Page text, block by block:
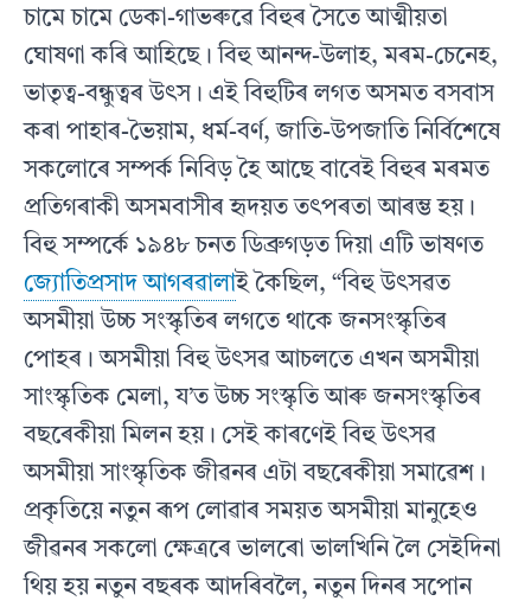
চামে চামে ডেকা-গাভৰুৱে বিহুৰ সৈতে আত্মীয়তা
ঘােষণা কৰি আহিছে। বিহু আনন্দ-উলাহ, মৰম-চেনেহ,
ভাতৃত্ব-বন্ধুত্বৰ উৎস। এই বিহুটিৰ লগত অসমত বসবাস
কৰা পাহাৰ-ভৈয়াম, ধর্ম-বর্ণ, জাতি-উপজাতি নির্বিশেষে
সকলােৰে সম্পর্ক নিবিড় হৈ আছে বাবেই বিহুৰ মৰমত
প্ৰতিগৰাকী অসমবাসীৰ হৃদয়ত তৎপৰতা আৰম্ভ হয়।
বিহু সম্পর্কে ১৯৪৮ চনত ডিব্ৰুগড়ত দিয়া এটি ভাষণত
জ্যোতিপ্ৰসাদ আগৰৱালাই কৈছিল, “বিহু উৎসৱত
অসমীয়া উচ্চ সংস্কৃতিৰ লগতে থাকে জনসংস্কৃতিৰ
পােহৰ। অসমীয়া বিহু উৎসৱ আচলতে এখন অসমীয়া
সাংস্কৃতিক মেলা, য’ত উচ্চ সংস্কৃতি আৰু জনসংস্কৃতিৰ
বছৰেকীয়া মিলন হয়। সেই কাৰণেই বিহু উৎসৱ
অসমীয়া সাংস্কৃতিক জীৱনৰ এটা বছৰেকীয়া সমাৱেশ।
প্রকৃতিয়ে নতুন ৰূপ লােৱাৰ সময়ত অসমীয়া মানুহেও
জীৱনৰ সকলাে ক্ষেত্ৰৰে ভালৰাে ভালখিনি লৈ সেইদিনা
থিয় হয় নতুন বছৰক আদৰিবলৈ, নতুন দিনৰ সপােন